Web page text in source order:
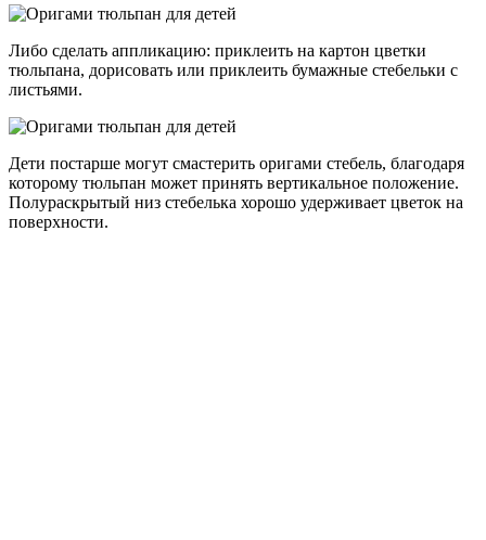
Либо сделать аппликацию: приклеить на картон цветки
тюльпана, дорисовать или приклеить бумажные стебельки с
листьями.
Дети постарше могут смастерить оригами стебель, благодаря
которому тюльпан может принять вертикальное положение.
Полураскрытый низ стебелька хорошо удерживает цветок на
поверхности.